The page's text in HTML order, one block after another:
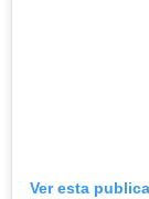
Ver esta